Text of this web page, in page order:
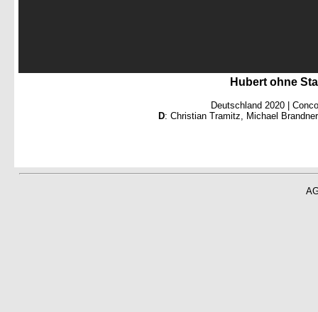
Hubert ohne
Deutschland 2020 |
D: Christian Tramitz, Michael